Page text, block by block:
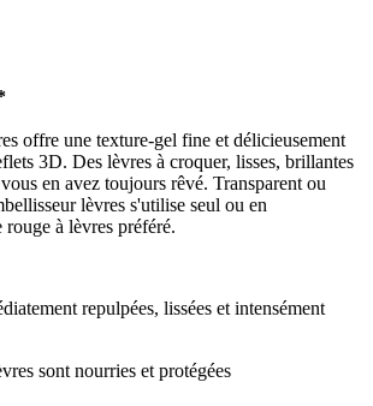
offre une texture-gel fine et délicieusement
3D. Des lèvres à croquer, lisses, brillantes
en avez toujours rêvé. Transparent ou
lèvres s'utilise seul ou en
à lèvres préféré.
repulpées, lissées et intensément
sont nourries et protégées